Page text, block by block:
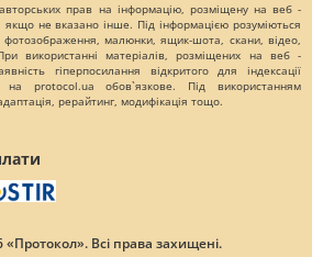
прав на інформацію, розміщену на веб -
якщо не вказано інше. Під інформацією розуміються
фотозображення, малюнки, ящик-шота, скани, відео,
використанні матеріалів, розміщених на веб -
гіперпосилання відкритого для індексації
на protocol.ua обов`язкове. Під використанням
рерайтинг, модифікація тощо.
Всі права захищені.